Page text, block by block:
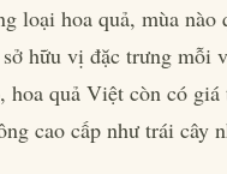
loại hoa quả, mùa nào
hữu vị đặc trưng mỗi
hoa quả Việt còn có giá
cao cấp như trái cây